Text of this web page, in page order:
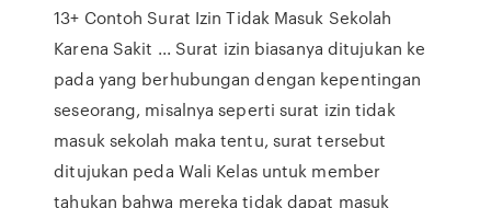
13+ Contoh Surat Izin Tidak Masuk Sekolah
Karena Sakit ... Surat izin biasanya ditujukan ke
pada yang berhubungan dengan kepentingan
seseorang, misalnya seperti surat izin tidak
masuk sekolah maka tentu, surat tersebut
ditujukan peda Wali Kelas untuk member
tahukan bahwa mereka tidak dapat masuk